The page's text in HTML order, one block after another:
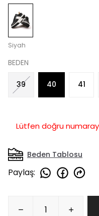
Siyah
BEDEN
39 40 41
Lütfen doğru
Beden Tablosu
Paylaş: